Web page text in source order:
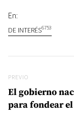
En:
DE INTERÉS6753
Previo
PREVIO
El gobierno
para fondear el